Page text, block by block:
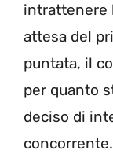
intrattenere
attesa del
puntata, il
per quanto
deciso di
concorrente.